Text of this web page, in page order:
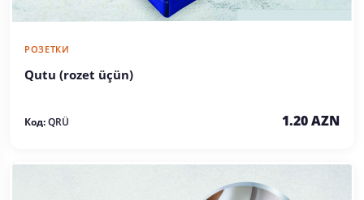
РОЗЕТКИ
Qutu (rozet üçün)
Код:QRÜ 1.20 AZN